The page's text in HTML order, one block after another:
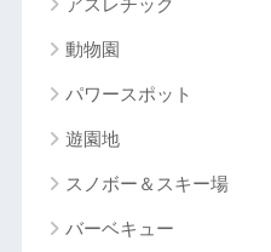
アスレチック
動物園
パワースポット
遊園地
スノボー＆スキー場
バーベキュー